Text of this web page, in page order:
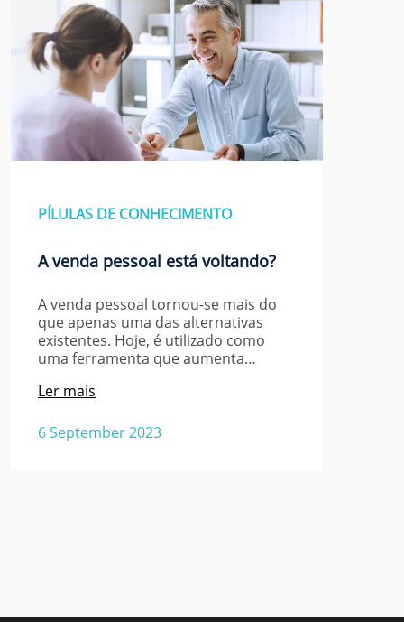
PÍLULAS DE CONHECIMENTO
A venda pessoal está voltando?
A venda pessoal tornou-se mais do
que apenas uma das alternativas
existentes. Hoje, é utilizado como
uma ferramenta que aumenta…
6 September 2023
Ler mais